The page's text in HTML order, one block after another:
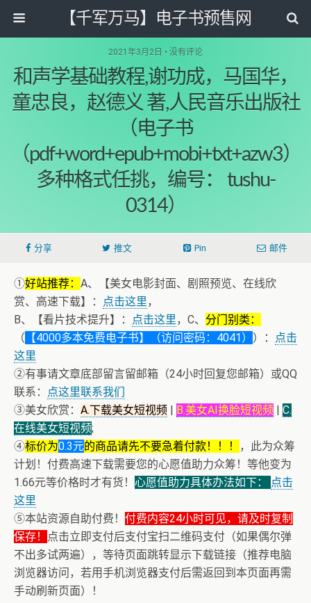
【千军万马】电子书预售网
2021年3月2日 • 没有评论
和声学基础教程,谢功成，马国华，
童忠良，赵德义 著,人民音乐出版社
（电子书
（pdf+word+epub+mobi+txt+azw3）
多种格式任挑，编号： tushu-
0314）
分享 推文 Pin 邮件
①好站推荐： A、【美女电影封面、剧照预览、在线欣
赏、高速下载】：
点击这里，
B、【看片技术提升】：
点击这里，C、 分门别类：
（ 【4000多本免费电子书】（访问密码：4041） ）：
点击
这里
②有事请文章底部留言留邮箱（24小时回复您邮箱）或QQ
联系：
点这里联系我们
③美女欣赏： A.下载美女短视频 | B.美女AI换脸短视频 | C.
在线美女短视频;
④标价为0.3元的商品请先不要急着付款！！！
，此为众筹
计划！付费高速下载需要您的心愿值助力众筹！等他变为
1.66元等价格时才有货！ 心愿值助力具体办法如下：
点击
这里
⑤本站资源自助付费！ 付费内容24小时可见，请及时复制
保存！
点击立即支付后支付宝扫二维码支付（如果偶尔弹
不出多试两遍），等待页面跳转显示下载链接（推荐电脑
浏览器访问，若用手机浏览器支付后需返回到本页面再需
手动刷新页面）！